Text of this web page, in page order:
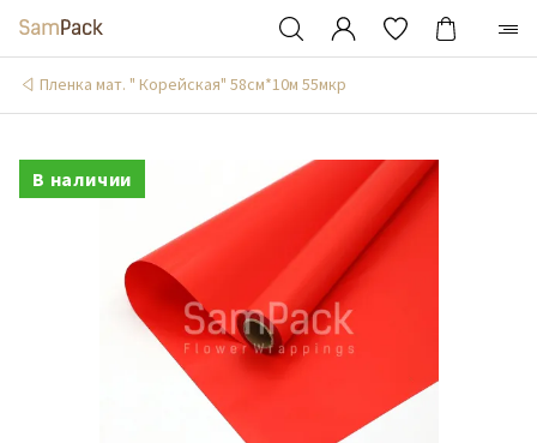
Пленка мат. " Корейская" 58см*10м 55мкр
В наличии